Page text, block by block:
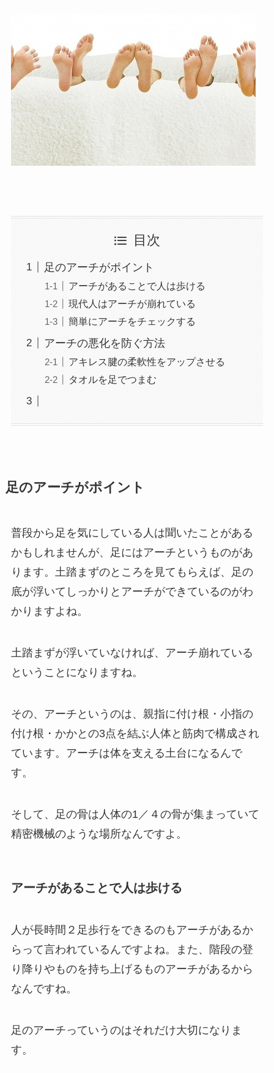
目次
足のアーチがポイント
アーチがあることで人は歩ける
現代人はアーチが崩れている
簡単にアーチをチェックする
アーチの悪化を防ぐ方法
アキレス腱の柔軟性をアップさせる
タオルを足でつまむ
足のアーチがポイント
普段から足を気にしている人は聞いたことがある
かもしれませんが、足にはアーチというものがあ
ります。土踏まずのところを見てもらえば、足の
底が浮いてしっかりとアーチができているのがわ
かりますよね。
土踏まずが浮いていなければ、アーチ崩れている
ということになりますね。
その、アーチというのは、親指に付け根・小指の
付け根・かかとの3点を結ぶ人体と筋肉で構成され
ています。アーチは体を支える土台になるんで
す。
そして、足の骨は人体の1／４の骨が集まっていて
精密機械のような場所なんですよ。
アーチがあることで人は歩ける
人が長時間２足歩行をできるのもアーチがあるか
らって言われているんですよね。また、階段の登
り降りやものを持ち上げるものアーチがあるから
なんですね。
足のアーチっていうのはそれだけ大切になりま
す。